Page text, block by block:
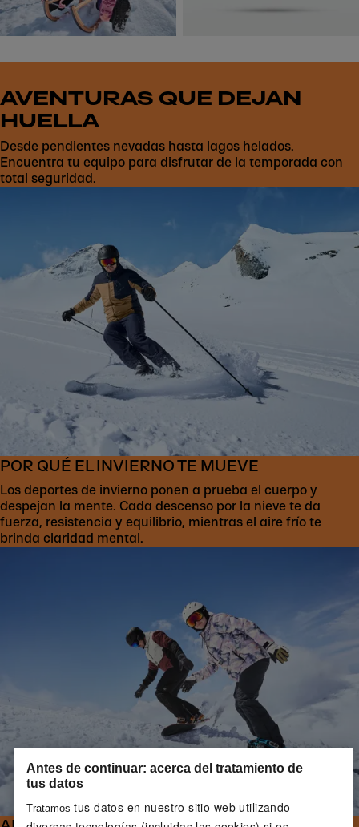
AVENTURAS QUE DEJAN
HUELLA
Desde pendientes nevadas hasta lagos helados.
Encuentra tu equipo para disfrutar de la temporada con
total seguridad.
POR QUÉ EL INVIERNO TE MUEVE
Los deportes de invierno ponen a prueba el cuerpo y
despejan la mente. Cada descenso por la nieve te da
fuerza, resistencia y equilibrio, mientras el aire frío te
brinda claridad mental.
Antes de continuar: acerca del tratamiento de
tus datos
Tratamos tus datos en nuestro sitio web utilizando